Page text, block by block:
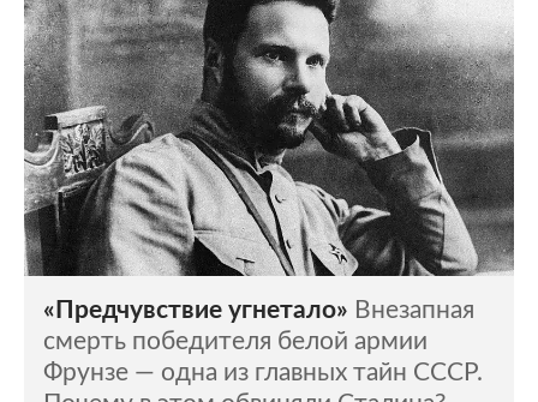
«Предчувствие угнетало» Внезапная
смерть победителя белой армии
Фрунзе — одна из главных тайн СССР.